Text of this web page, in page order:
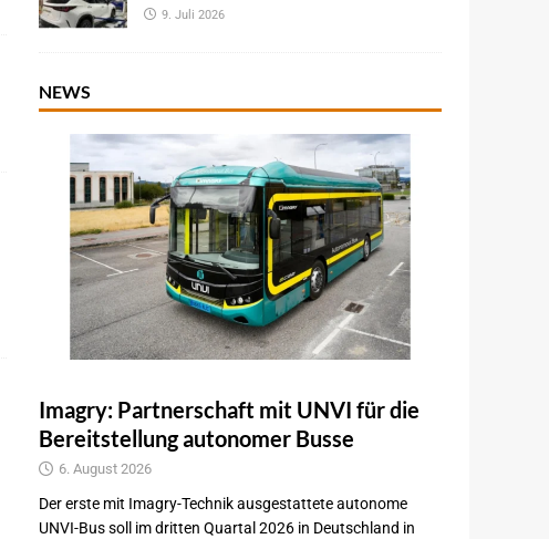
9. Juli 2026
NEWS
Imagry: Partnerschaft mit UNVI für die
Bereitstellung autonomer Busse
6. August 2026
Der erste mit Imagry-Technik ausgestattete autonome
UNVI-Bus soll im dritten Quartal 2026 in Deutschland in